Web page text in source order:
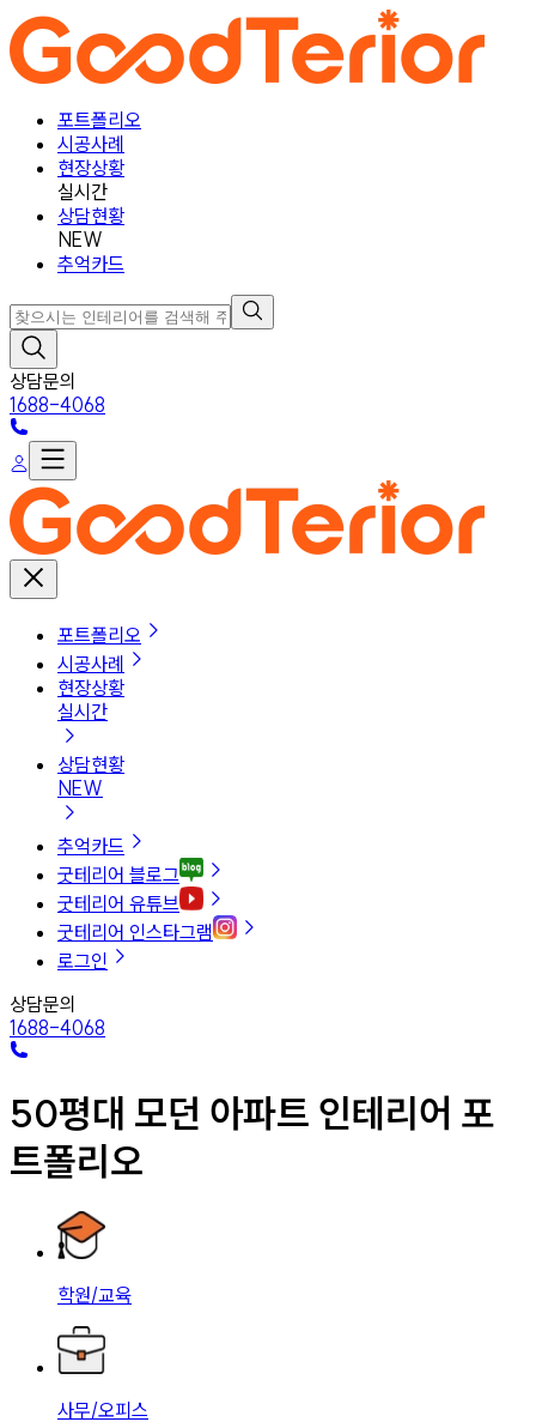
포트폴리오
시공사례
현장상황
실시간
상담현황
NEW
추억카드
상담문의
1688-4068
포트폴리오
시공사례
현장상황
실시간
상담현황
NEW
추억카드
굿테리어 블로그
굿테리어 유튜브
굿테리어 인스타그램
로그인
상담문의
1688-4068
50평대 모던 아파트 인테리어 포
트폴리오
학원/교육
사무/오피스